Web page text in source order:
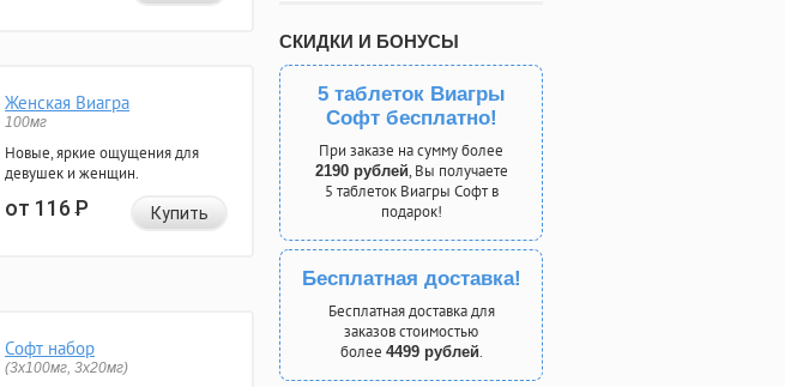
Женская Виагра
100мг
Новые, яркие ощущения для
девушек и женщин.
от 116Р Купить
Софт набор
(3x100мг, 3x20мг)
СКИДКИ И БОНУСЫ
5 таблеток Виагры
Софт бесплатно!
При заказе на сумму более
2190 рублей, Вы получаете
5 таблеток Виагры Софт в
подарок!
Бесплатная доставка!
Бесплатная доставка для
заказов стоимостью
более 4499 рублей.